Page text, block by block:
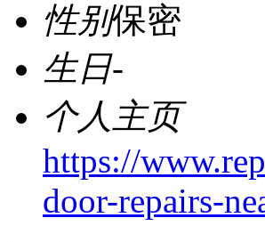
性别保密
生日-
个人主页
https://
door-repairs-